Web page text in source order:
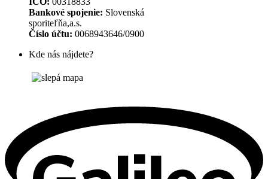
Bankové spojenie: Slovenská
sporiteľňa,a.s.
Číslo účtu: 0068943646/0900
Kde nás nájdete?